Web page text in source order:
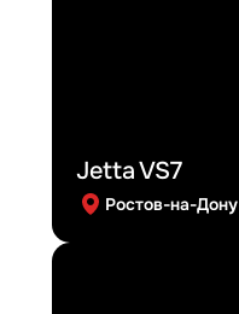
Jetta VS7
Ростов-на-Дону